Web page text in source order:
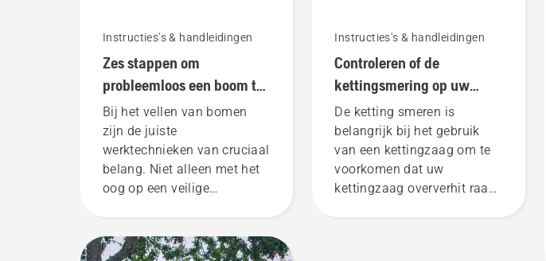
Instructies's & handleidingen
Zes stappen om
probleemloos een boom te
vellen
Bij het vellen van bomen
zijn de juiste
werktechnieken van cruciaal
belang. Niet alleen met het
oog op een veilige
gaan.
Instructies's & handleidingen
Controleren of de
kettingsmering op uw
kettingzaag werkt
De ketting smeren is
belangrijk bij het gebruik
van een kettingzaag om te
voorkomen dat uw
kettingzaag oververhit raakt